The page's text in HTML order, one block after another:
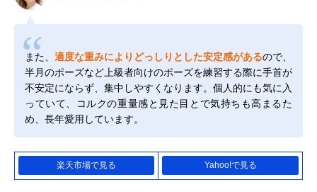
また、 適度な重みによりどっしりとした安定感があるので、
半月のポーズなど上級者向けのポーズを練習する際に手首が
不安定にならず、集中しやすくなります。個人的にも気に入
っていて、コルクの重量感と見た目とで気持ちも高まるた
め、長年愛用しています。
楽天市場で見る Yahoo!で見る